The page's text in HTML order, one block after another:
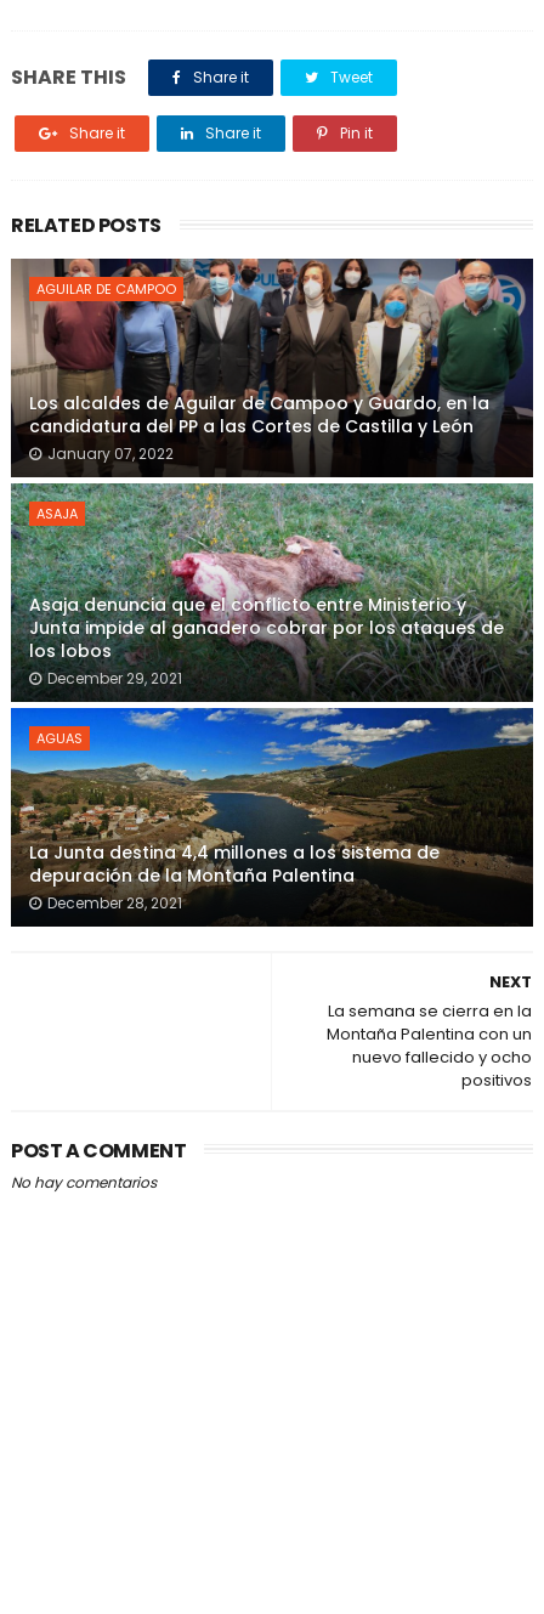
SHARE THIS Share it Tweet
Share it Share it Pin it
RELATED POSTS
AGUILAR DE CAMPOO
Los alcaldes de Aguilar de Campoo y Guardo, en la
candidatura del PP a las Cortes de Castilla y León
January 07, 2022
ASAJA
Asaja denuncia que el conflicto entre Ministerio y
Junta impide al ganadero cobrar por los ataques de
los lobos
December 29, 2021
AGUAS
La Junta destina 4,4 millones a los sistema de
depuración de la Montaña Palentina
December 28, 2021
NEXT
La semana se cierra en la
Montaña Palentina con un
nuevo fallecido y ocho
positivos
POST A COMMENT
No hay comentarios